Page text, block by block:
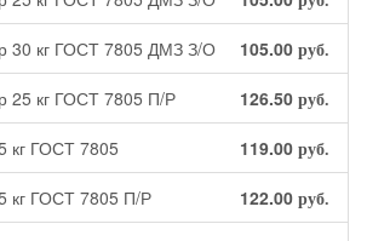
30 кг ГОСТ 7805 ДМЗ З/О 105.00 руб.
25 кг ГОСТ 7805 П/Р 126.50 руб.
кг ГОСТ 7805 119.00 руб.
кг ГОСТ 7805 П/Р 122.00 руб.